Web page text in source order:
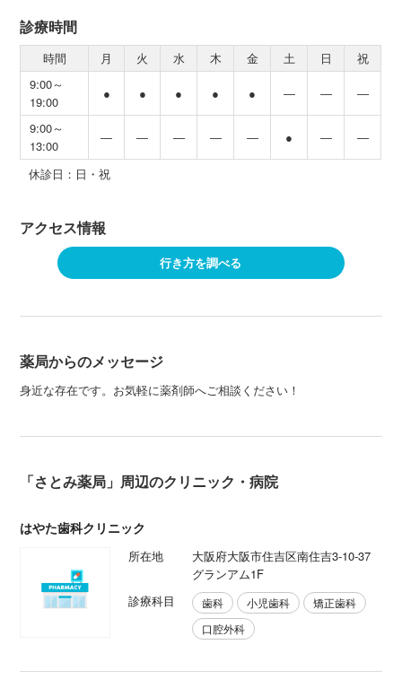
診療時間
時間 月 火 水 木 金 土 日
祝
9:00～
19:00
● ● ● ● ● ― ― ―
9:00～
13:00
― ― ― ― ― ● ― ―
休診日：日・祝
アクセス情報
行き方を調べる
薬局からのメッセージ
身近な存在です。お気軽に薬剤師へご相談ください！
「さとみ薬局」周辺のクリニック・病院
はやた歯科クリニック
所在地
大阪府大阪市住吉区南住吉3-10-37
グランアム1F
診療科目
歯科 小児歯科
矯正歯科
口腔外科